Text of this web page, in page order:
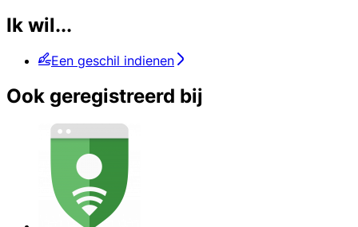
Ik wil...
Een geschil indienen
Ook geregistreerd bij